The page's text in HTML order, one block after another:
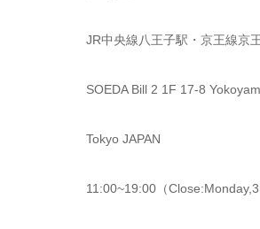
JR中央線八王子駅・京王線
SOEDA Bill 2 1F 17-8
Tokyo JAPAN
11:00~19:00（